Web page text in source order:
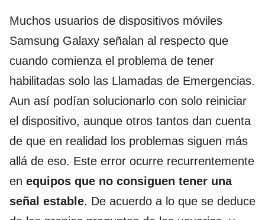
Muchos usuarios de dispositivos móviles
Samsung Galaxy señalan al respecto que
cuando comienza el problema de tener
habilitadas solo las Llamadas de Emergencias.
Aun así podían solucionarlo con solo reiniciar
el dispositivo, aunque otros tantos dan cuenta
de que en realidad los problemas siguen más
allá de eso. Este error ocurre recurrentemente
en equipos que no consiguen tener una
señal estable. De acuerdo a lo que se deduce